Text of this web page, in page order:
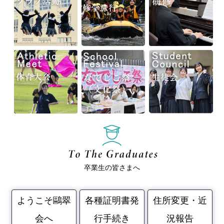
卒業生の皆さまへ
ようこそ鷗翠
会へ
各種証明書発
行手続き
住所変更・近
況報告